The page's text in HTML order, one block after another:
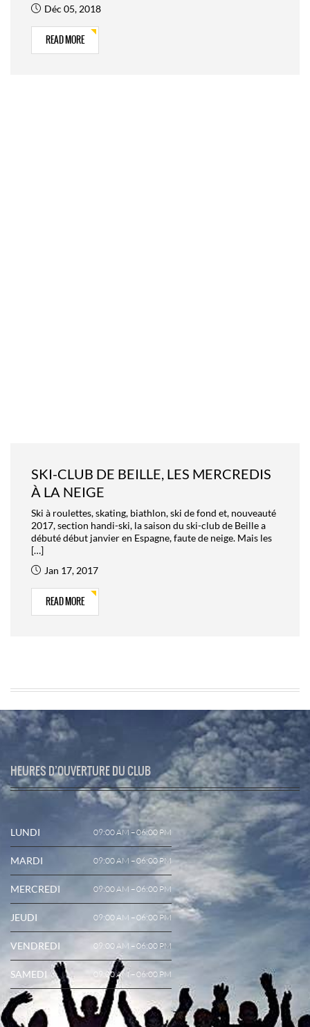
Déc 05, 2018
READ MORE
SKI-CLUB DE BEILLE, LES MERCREDIS
À LA NEIGE
Ski à roulettes, skating, biathlon, ski de fond et, nouveauté
2017, section handi-ski, la saison du ski-club de Beille a
débuté début janvier en Espagne, faute de neige. Mais les
[…]
Jan 17, 2017
READ MORE
HEURES D’OUVERTURE DU CLUB
LUNDI 09:00 AM – 06:00 PM
MARDI 09:00 AM – 06:00 PM
MERCREDI 09:00 AM – 06:00 PM
JEUDI 09:00 AM – 06:00 PM
VENDREDI 09:00 AM – 06:00 PM
SAMEDI 09:00 AM – 06:00 PM